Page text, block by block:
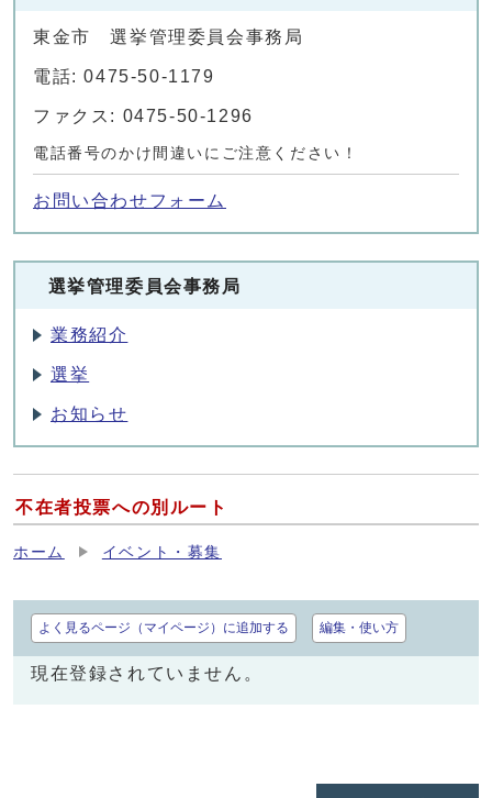
東金市 選挙管理委員会事務局
電話: 0475-50-1179
ファクス: 0475-50-1296
電話番号のかけ間違いにご注意ください！
お問い合わせフォーム
選挙管理委員会事務局
業務紹介
選挙
お知らせ
不在者投票への別ルート
ホーム イベント・募集
よく見るページ（マイページ）に追加する 編集・使い方
現在登録されていません。